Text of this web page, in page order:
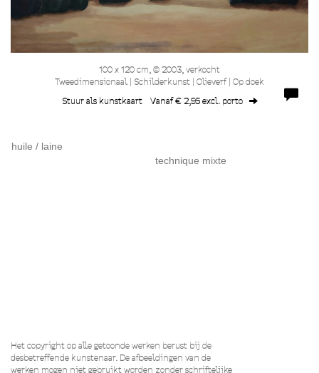
100 x 120 cm, © 2003, verkocht
Tweedimensionaal | Schilderkunst | Olieverf | Op doek
Stuur als kunstkaart Vanaf € 2,95 excl. porto
huile / laine
technique mixte
Het copyright op alle getoonde werken berust bij de
desbetreffende kunstenaar. De afbeeldingen van de
werken mogen niet gebruikt worden zonder schriftelijke